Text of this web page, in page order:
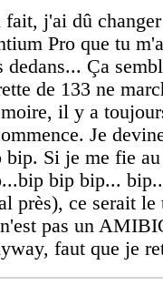
fait, j'ai dû
Pro que tu
dedans... Ça
de 133 ne
il y a
Je
bip. Si je me fie
bip bip...
près), ce serait
pas un
faut que je